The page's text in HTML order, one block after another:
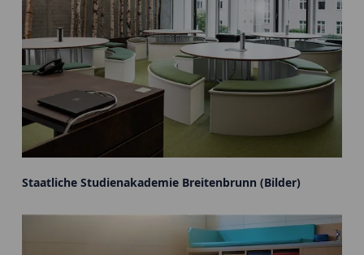
Staatliche Studienakademie Breitenbrunn (Bilder)